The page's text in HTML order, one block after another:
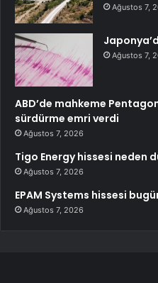
Ağustos 7,
Ağustos 7,
ABD’de mahkeme
sürdürme emri verdi
Ağustos 7, 2026
Tigo Energy hissesi neden
Ağustos 7, 2026
EPAM Systems hissesi
Ağustos 7, 2026